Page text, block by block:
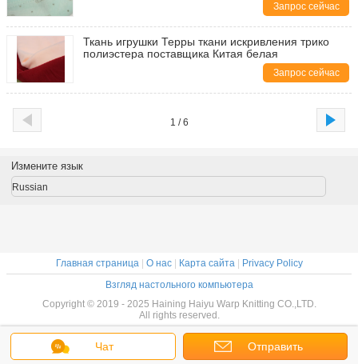
Запрос сейчас
Ткань игрушки Терры ткани искривления трико
полиэстера поставщика Китая белая
Запрос сейчас
1 / 6
Чат Отправить
Измените язык
Russian
Главная страница| О нас| Карта сайта|
Privacy Policy
Взгляд настольного компьютера
Copyright © 2019 - 2025 Haining Haiyu Warp Knitting CO.,LTD.
All rights reserved.